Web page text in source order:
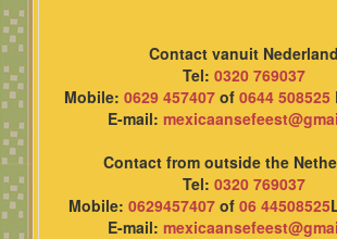
Contact vanuit Nederland
Tel: 0320 769037
Mobile: 0629 457407 of 0644 508525
E-mail:
Contact from outside the
Tel: 0320 769037
Mobile: 0629457407 of 06 44508525
E-mail: